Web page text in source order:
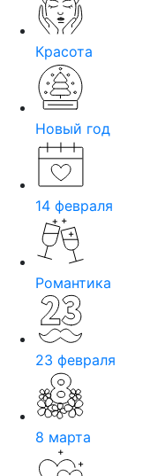
Красота
Новый год
14 февраля
Романтика
23 февраля
8 марта